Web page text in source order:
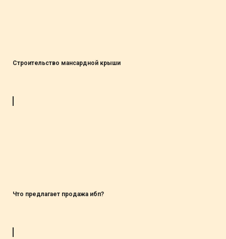
Строительство мансардной крыши
Что предлагает продажа ибп?